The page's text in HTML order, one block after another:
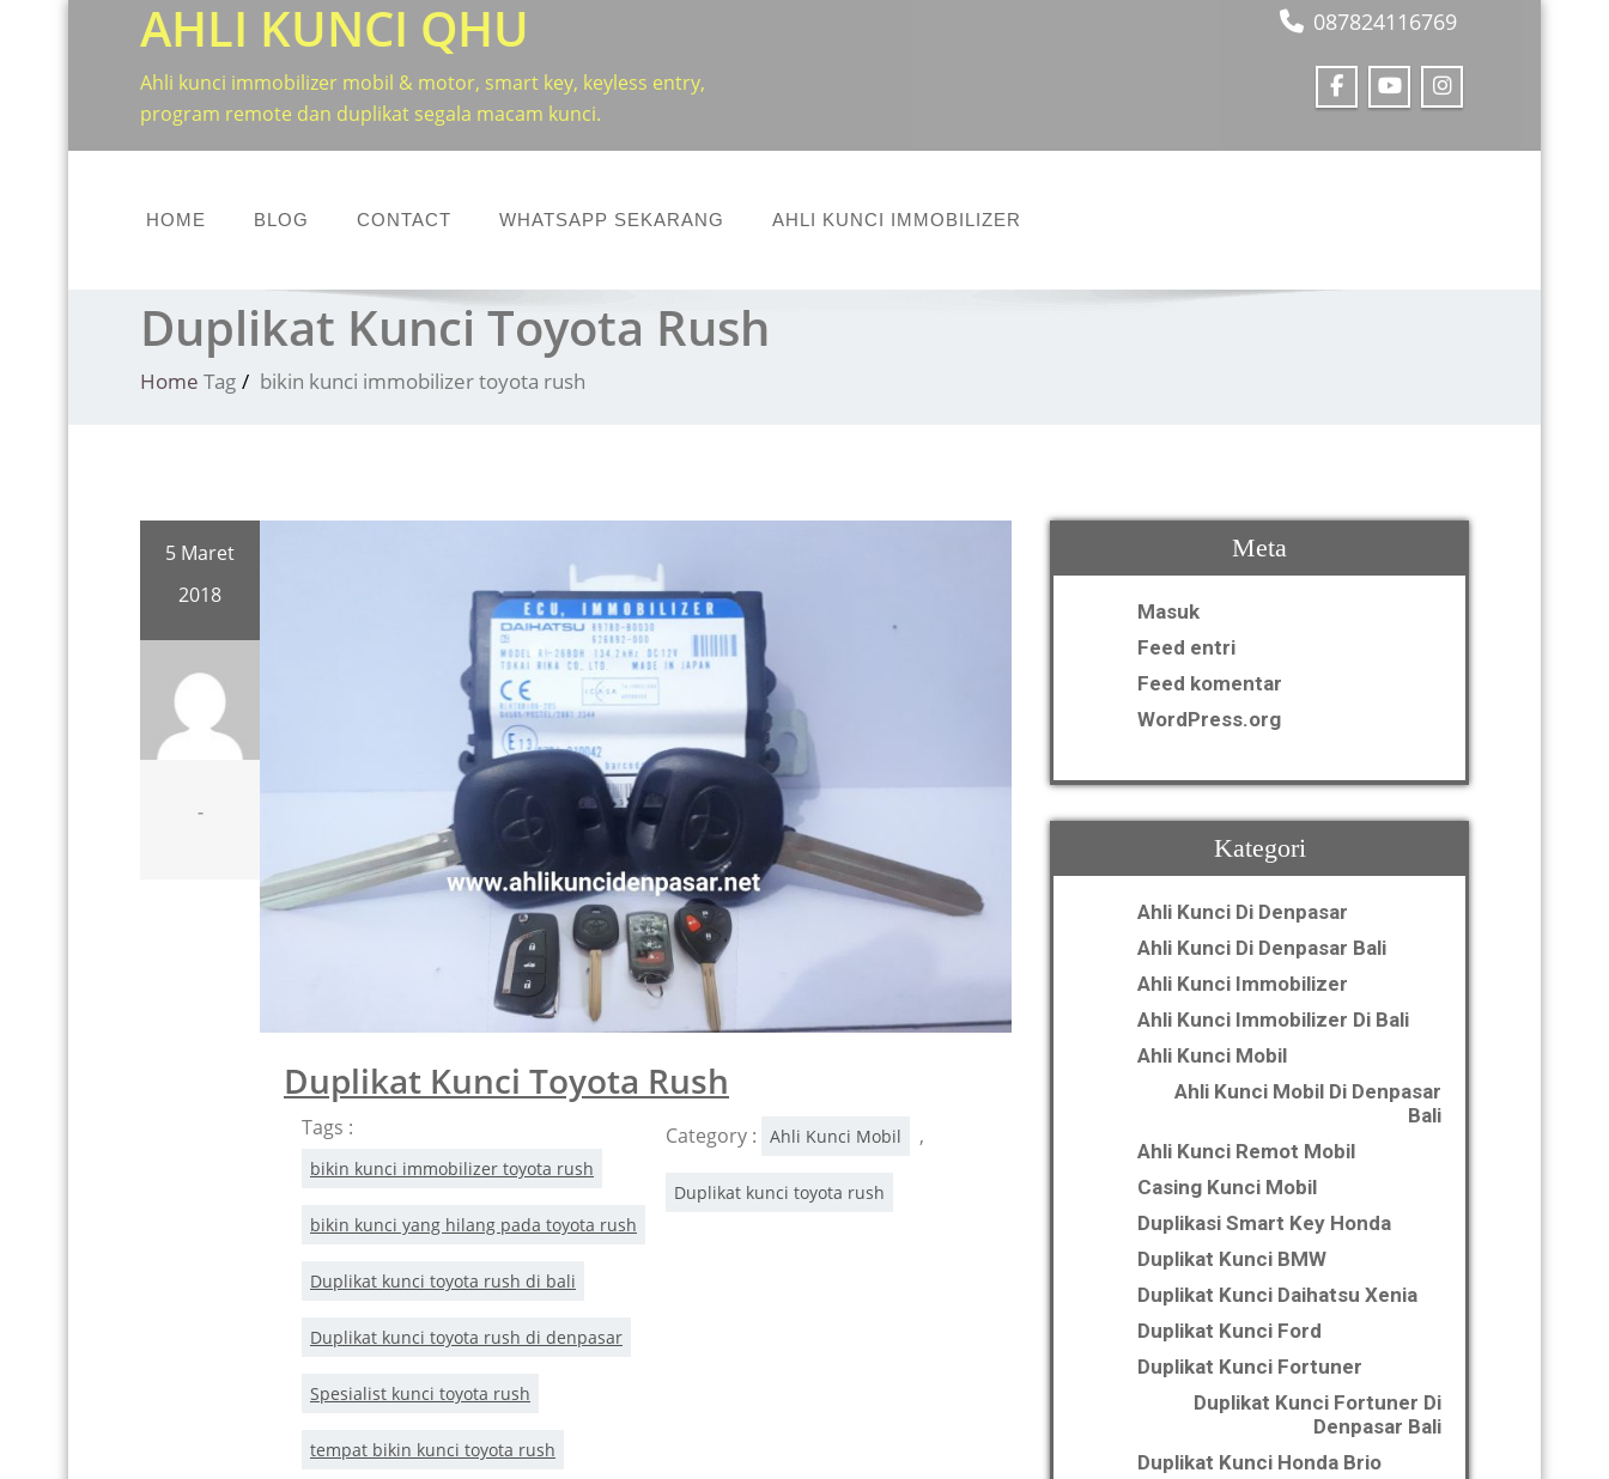
AHLI KUNCI QHU
Ahli kunci immobilizer mobil & motor, smart key, keyless entry,
program remote dan duplikat segala macam kunci.
087824116769
HOME BLOG CONTACT WHATSAPP SEKARANG AHLI KUNCI IMMOBILIZER
Duplikat Kunci Toyota Rush
Home Tag bikin kunci immobilizer toyota rush
5 Maret
2018
-
Duplikat Kunci Toyota Rush
Tags :
bikin kunci immobilizer toyota rush
bikin kunci yang hilang pada toyota rush
Duplikat kunci toyota rush di bali
Duplikat kunci toyota rush di denpasar
Spesialist kunci toyota rush
tempat bikin kunci toyota rush
Category : Ahli Kunci Mobil ,
Duplikat kunci toyota rush
Meta
Masuk
Feed entri
Feed komentar
WordPress.org
Kategori
Ahli Kunci Di Denpasar
Ahli Kunci Di Denpasar Bali
Ahli Kunci Immobilizer
Ahli Kunci Immobilizer Di Bali
Ahli Kunci Mobil
Ahli Kunci Mobil Di Denpasar
Bali
Ahli Kunci Remot Mobil
Casing Kunci Mobil
Duplikasi Smart Key Honda
Duplikat Kunci BMW
Duplikat Kunci Daihatsu Xenia
Duplikat Kunci Ford
Duplikat Kunci Fortuner
Duplikat Kunci Fortuner Di
Denpasar Bali
Duplikat Kunci Honda Brio